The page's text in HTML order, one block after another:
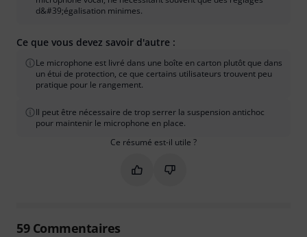
d&#39;égalisation minimes.
Ce que vous devez savoir d'autre :
Le microphone est livré dans une boîte en carton plutôt que dans
un étui de protection, ce que certains utilisateurs trouvent peu
pratique pour le rangement.
Il peut être nécessaire de trop serrer la suspension antichoc
pour maintenir le microphone en place.
Ce résumé est-il utile ?
Marquer ce résumé comme utile
Marquer ce résumé comme
59Commentaires